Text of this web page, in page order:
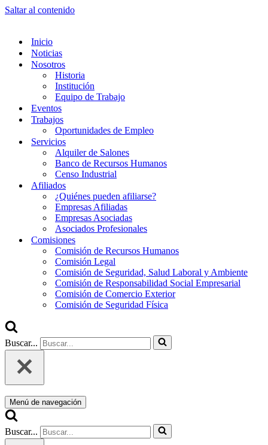
Saltar al contenido
Inicio
Noticias
Nosotros
Historia
Institución
Equipo de Trabajo
Eventos
Trabajos
Oportunidades de Empleo
Servicios
Alquiler de Salones
Banco de Recursos Humanos
Censo Industrial
Afiliados
¿Quiénes pueden afiliarse?
Empresas Afiliadas
Empresas Asociadas
Asociados Profesionales
Comisiones
Comisión de Recursos Humanos
Comisión Legal
Comisión de Seguridad, Salud Laboral y Ambiente
Comisión de Responsabilidad Social Empresarial
Comisión de Comercio Exterior
Comisión de Seguridad Física
Buscar...
Menú de navegación
Buscar...